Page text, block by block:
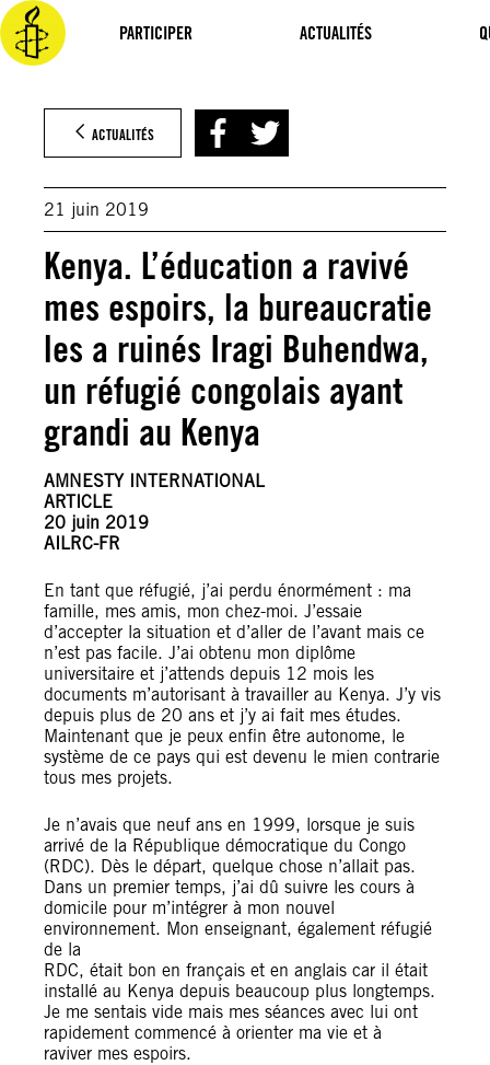
PARTICIPER ACTUALITÉS
Aller
au
contenu
ACTUALITÉS
21 juin 2019
Kenya. L’éducation a ravivé
mes espoirs, la bureaucratie
les a ruinés Iragi Buhendwa,
un réfugié congolais ayant
grandi au Kenya
AMNESTY INTERNATIONAL
ARTICLE
20 juin 2019
AILRC-FR
En tant que réfugié, j’ai perdu énormément : ma
famille, mes amis, mon chez-moi. J’essaie
d’accepter la situation et d’aller de l’avant mais ce
n’est pas facile. J’ai obtenu mon diplôme
universitaire et j’attends depuis 12 mois les
documents m’autorisant à travailler au Kenya. J’y vis
depuis plus de 20 ans et j’y ai fait mes études.
Maintenant que je peux enfin être autonome, le
système de ce pays qui est devenu le mien contrarie
tous mes projets.
Je n’avais que neuf ans en 1999, lorsque je suis
arrivé de la République démocratique du Congo
(RDC). Dès le départ, quelque chose n’allait pas.
Dans un premier temps, j’ai dû suivre les cours à
domicile pour m’intégrer à mon nouvel
environnement. Mon enseignant, également réfugié
de la
RDC, était bon en français et en anglais car il était
installé au Kenya depuis beaucoup plus longtemps.
Je me sentais vide mais mes séances avec lui ont
rapidement commencé à orienter ma vie et à
raviver mes espoirs.